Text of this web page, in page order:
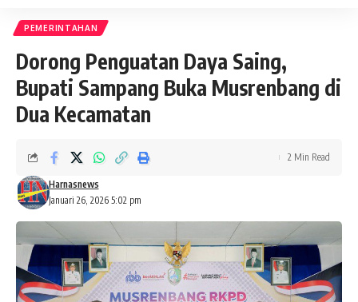
PEMERINTAHAN
Dorong Penguatan Daya Saing,
Bupati Sampang Buka Musrenbang di
Dua Kecamatan
Januari 26, 2026 5:02 pm
Harnasnews
2 Min Read